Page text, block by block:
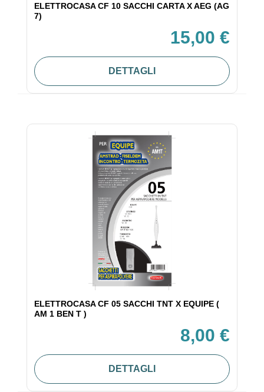
ELETTROCASA CF 10 SACCHI CARTA X AEG (AG
7)
15,00 €
DETTAGLI
ELETTROCASA CF 05 SACCHI TNT X EQUIPE (
AM 1 BEN T )
8,00 €
DETTAGLI